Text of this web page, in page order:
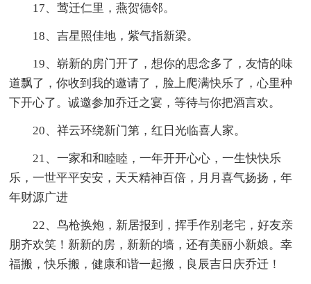
17、莺迁仁里，燕贺德邻。
18、吉星照佳地，紫气指新梁。
19、崭新的房门开了，想你的思念多了，友情的味
道飘了，你收到我的邀请了，脸上爬满快乐了，心里种
下开心了。诚邀参加乔迁之宴，等待与你把酒言欢。
20、祥云环绕新门第，红日光临喜人家。
21、一家和和睦睦，一年开开心心，一生快快乐
乐，一世平平安安，天天精神百倍，月月喜气扬扬，年
年财源广进
22、鸟枪换炮，新居报到，挥手作别老宅，好友亲
朋齐欢笑！新新的房，新新的墙，还有美丽小新娘。幸
福搬，快乐搬，健康和谐一起搬，良辰吉日庆乔迁！